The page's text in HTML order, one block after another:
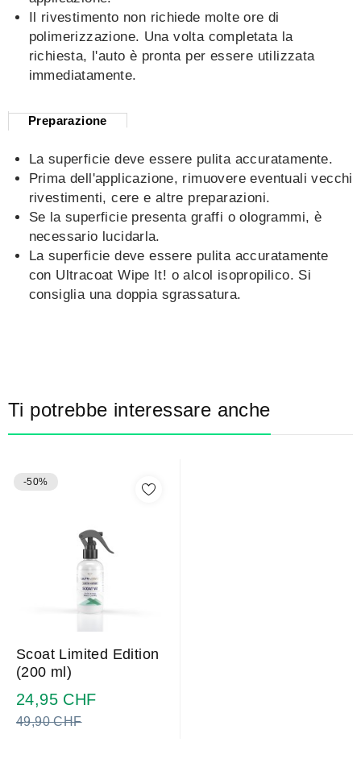
Il rivestimento non richiede molte ore di
polimerizzazione. Una volta completata la
richiesta, l'auto è pronta per essere utilizzata
immediatamente.
Preparazione
La superficie deve essere pulita accuratamente.
Prima dell'applicazione, rimuovere eventuali vecchi
rivestimenti, cere e altre preparazioni.
Se la superficie presenta graffi o ologrammi, è
necessario lucidarla.
La superficie deve essere pulita accuratamente
con Ultracoat Wipe It! o alcol isopropilico. Si
consiglia una doppia sgrassatura.
Ti potrebbe interessare anche
-50%
Scoat Limited Edition
(200 ml)
24,95 CHFPrezzo
49,90 CHF